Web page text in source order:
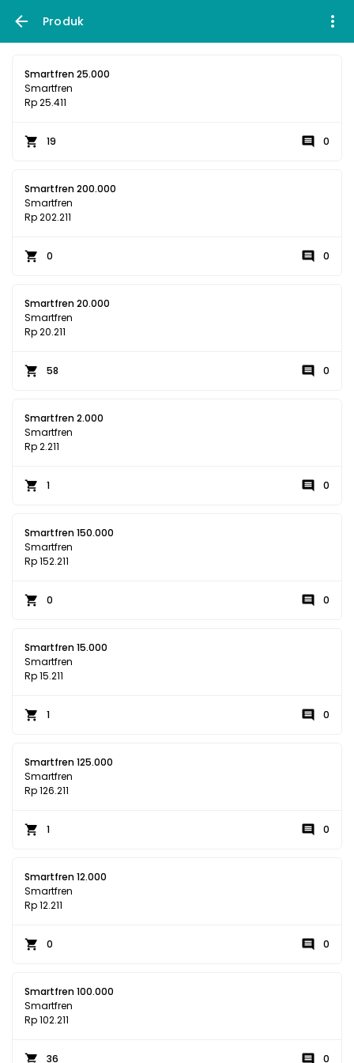
Produk
Smartfren 25.000
Smartfren
Rp 25.411
19 0
Smartfren 200.000
Smartfren
Rp 202.211
0 0
Smartfren 20.000
Smartfren
Rp 20.211
58 0
Smartfren 2.000
Smartfren
Rp 2.211
1 0
Smartfren 150.000
Smartfren
Rp 152.211
0 0
Smartfren 15.000
Smartfren
Rp 15.211
1 0
Smartfren 125.000
Smartfren
Rp 126.211
1 0
Smartfren 12.000
Smartfren
Rp 12.211
0 0
Smartfren 100.000
Smartfren
Rp 102.211
36 0